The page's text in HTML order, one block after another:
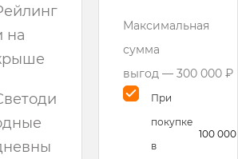
на
Максимальная
сумма
выгод — 300 000 ₽
При
покупке
в
100